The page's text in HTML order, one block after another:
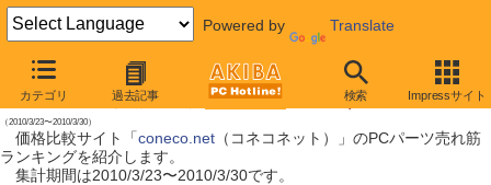
Powered by Translate
カテゴリ 過去記事 検索 Impressサイト
【 2010年4月3日号 】
coneco.net売れ筋ランキング（PCパーツ編）
（2010/3/23〜2010/3/30）
価格比較サイト「coneco.net（コネコネット）」のPCパーツ売れ筋
ランキングを紹介します。
集計期間は2010/3/23〜2010/3/30です。